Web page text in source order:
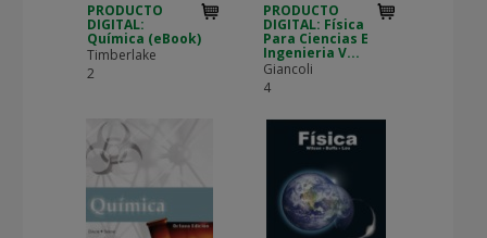
PRODUCTO
DIGITAL:
Química (eBook)
Timberlake
2
PRODUCTO
DIGITAL: Física
Para Ciencias E
Ingenieria V...
Giancoli
4